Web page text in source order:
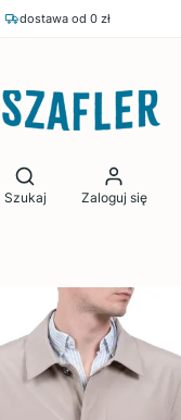
dostawa od 0 zł
Otwórz wyszukiwarkę
Szukaj Zaloguj się